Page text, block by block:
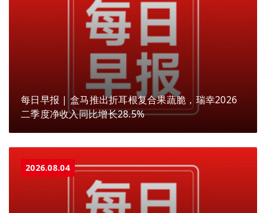
每日早报 | 盒马推出折耳根复合果蔬脆，瑞幸2026
二季度净收入同比增长28.5%
2026.08.04